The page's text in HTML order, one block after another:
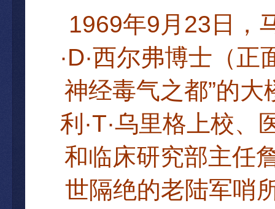
1969年9 月 23 日 ，
·D·西尔弗博士 （正
神经毒气之都”的大
利 ·T·乌里格上校、
和临床研究部主任
世隔绝的老陆军哨